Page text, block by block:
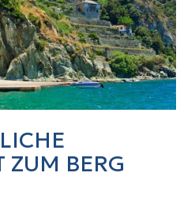
ZUM BERG